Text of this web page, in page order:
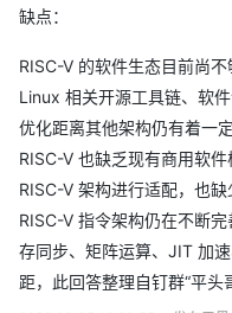
缺点：
RISC-V 的软件生态目前尚不
Linux 相关开源工具链、软
优化距离其他架构仍有着一
RISC-V 也缺乏现有商用软
RISC-V 架构进行适配，也
RISC-V 指令架构仍在不断
存同步、矩阵运算、JIT 加
距，此回答整理自钉群“平头